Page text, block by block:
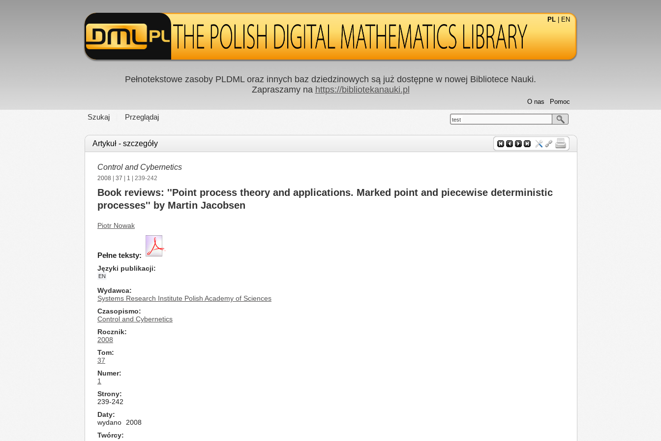
PL EN
Pełnotekstowe zasoby PLDML oraz innych baz dziedzinowych są już dostępne w nowej Bibliotece Nauki.
Zapraszamy na https://bibliotekanauki.pl
Szukaj Przeglądaj
Pomoc
O nas
test
Artykuł - szczegóły
Control and Cybernetics
2008 37 1 | 239-242
Book reviews: ''Point process theory and applications. Marked point and piecewise deterministic
processes'' by Martin Jacobsen
Piotr Nowak
Pełne teksty:
Języki publikacji
EN
Wydawca
Systems Research Institute Polish Academy of Sciences
Czasopismo
Control and Cybernetics
Rocznik
2008
Tom
37
Numer
1
Strony
239-242
Daty
wydano
2008
Twórcy